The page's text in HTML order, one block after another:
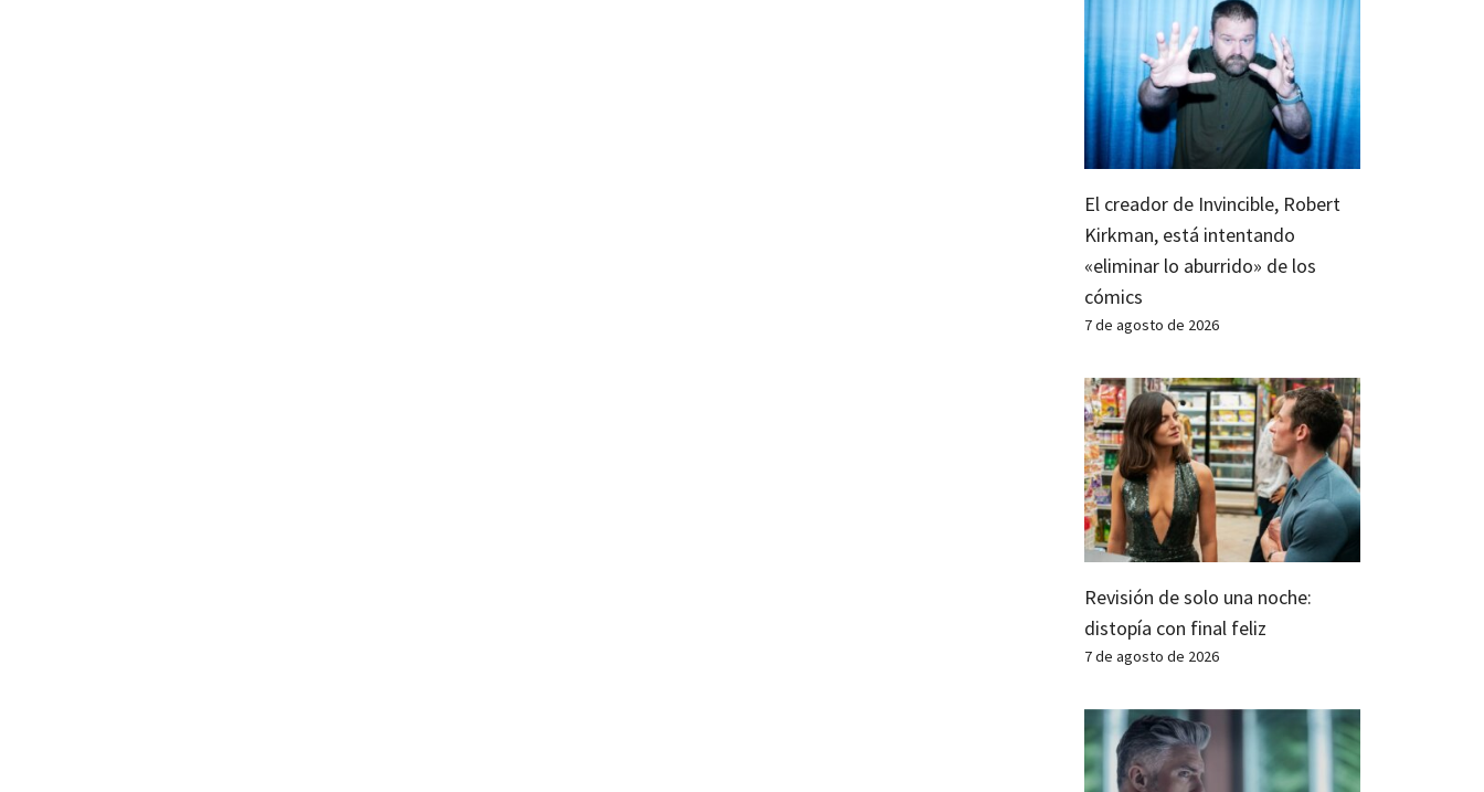
El creador de Invincible, Robert
Kirkman, está intentando
«eliminar lo aburrido» de los
cómics
7 de agosto de 2026
Revisión de solo una noche:
distopía con final feliz
7 de agosto de 2026